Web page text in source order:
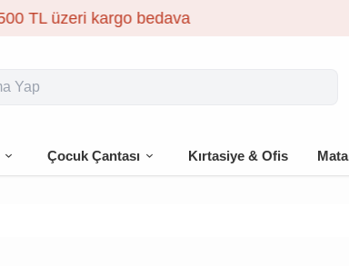
🎁 İlk siparişe %10
Çocuk Çantası Kırtasiye & Ofis